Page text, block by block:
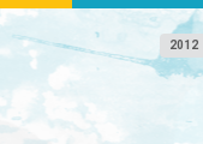
2012